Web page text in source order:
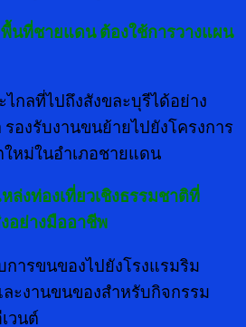
นที่ชายแดน ต้องใช้การวางแผน
ไกลที่ไปถึงสังขละบุรีได้อย่าง
องรับงานขนย้ายไปยังโครงการ
หม่ในอำเภอชายแดน
ล่งท่องเที่ยวเชิงธรรมชาติที่
อย่างมืออาชีพ
การขนของไปยังโรงแรมริม
ะงานขนของสำหรับกิจกรรม
วนต์